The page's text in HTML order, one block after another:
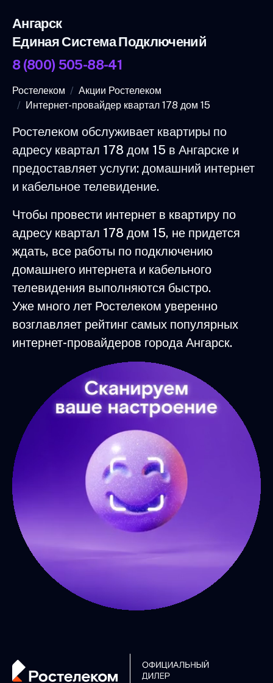
Ангарск
Единая Система Подключений
8 (800) 505-88-41
Ростелеком
Акции Ростелеком
Интернет-провайдер квартал 178 дом 15
Ростелеком обслуживает квартиры по
адресу квартал 178 дом 15 в Ангарске и
предоставляет услуги: домашний интернет
и кабельное телевидение.
Чтобы провести интернет в квартиру по
адресу квартал 178 дом 15, не придется
ждать, все работы по подключению
домашнего интернета и кабельного
телевидения выполняются быстро.
Уже много лет Ростелеком уверенно
возглавляет рейтинг самых популярных
интернет-провайдеров города Ангарск.